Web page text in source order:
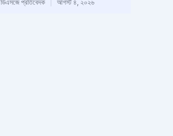
ডিএসজে প্রতিবেদক আগস্ট ৪, ২০২৬